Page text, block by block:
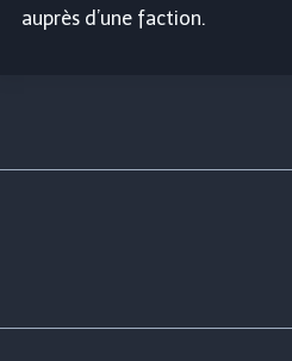
auprès d’une faction.